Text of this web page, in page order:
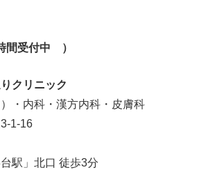
間受付中 ）
クリニック
・内科・漢方内科・皮膚科
1-16
駅」北口 徒歩3分